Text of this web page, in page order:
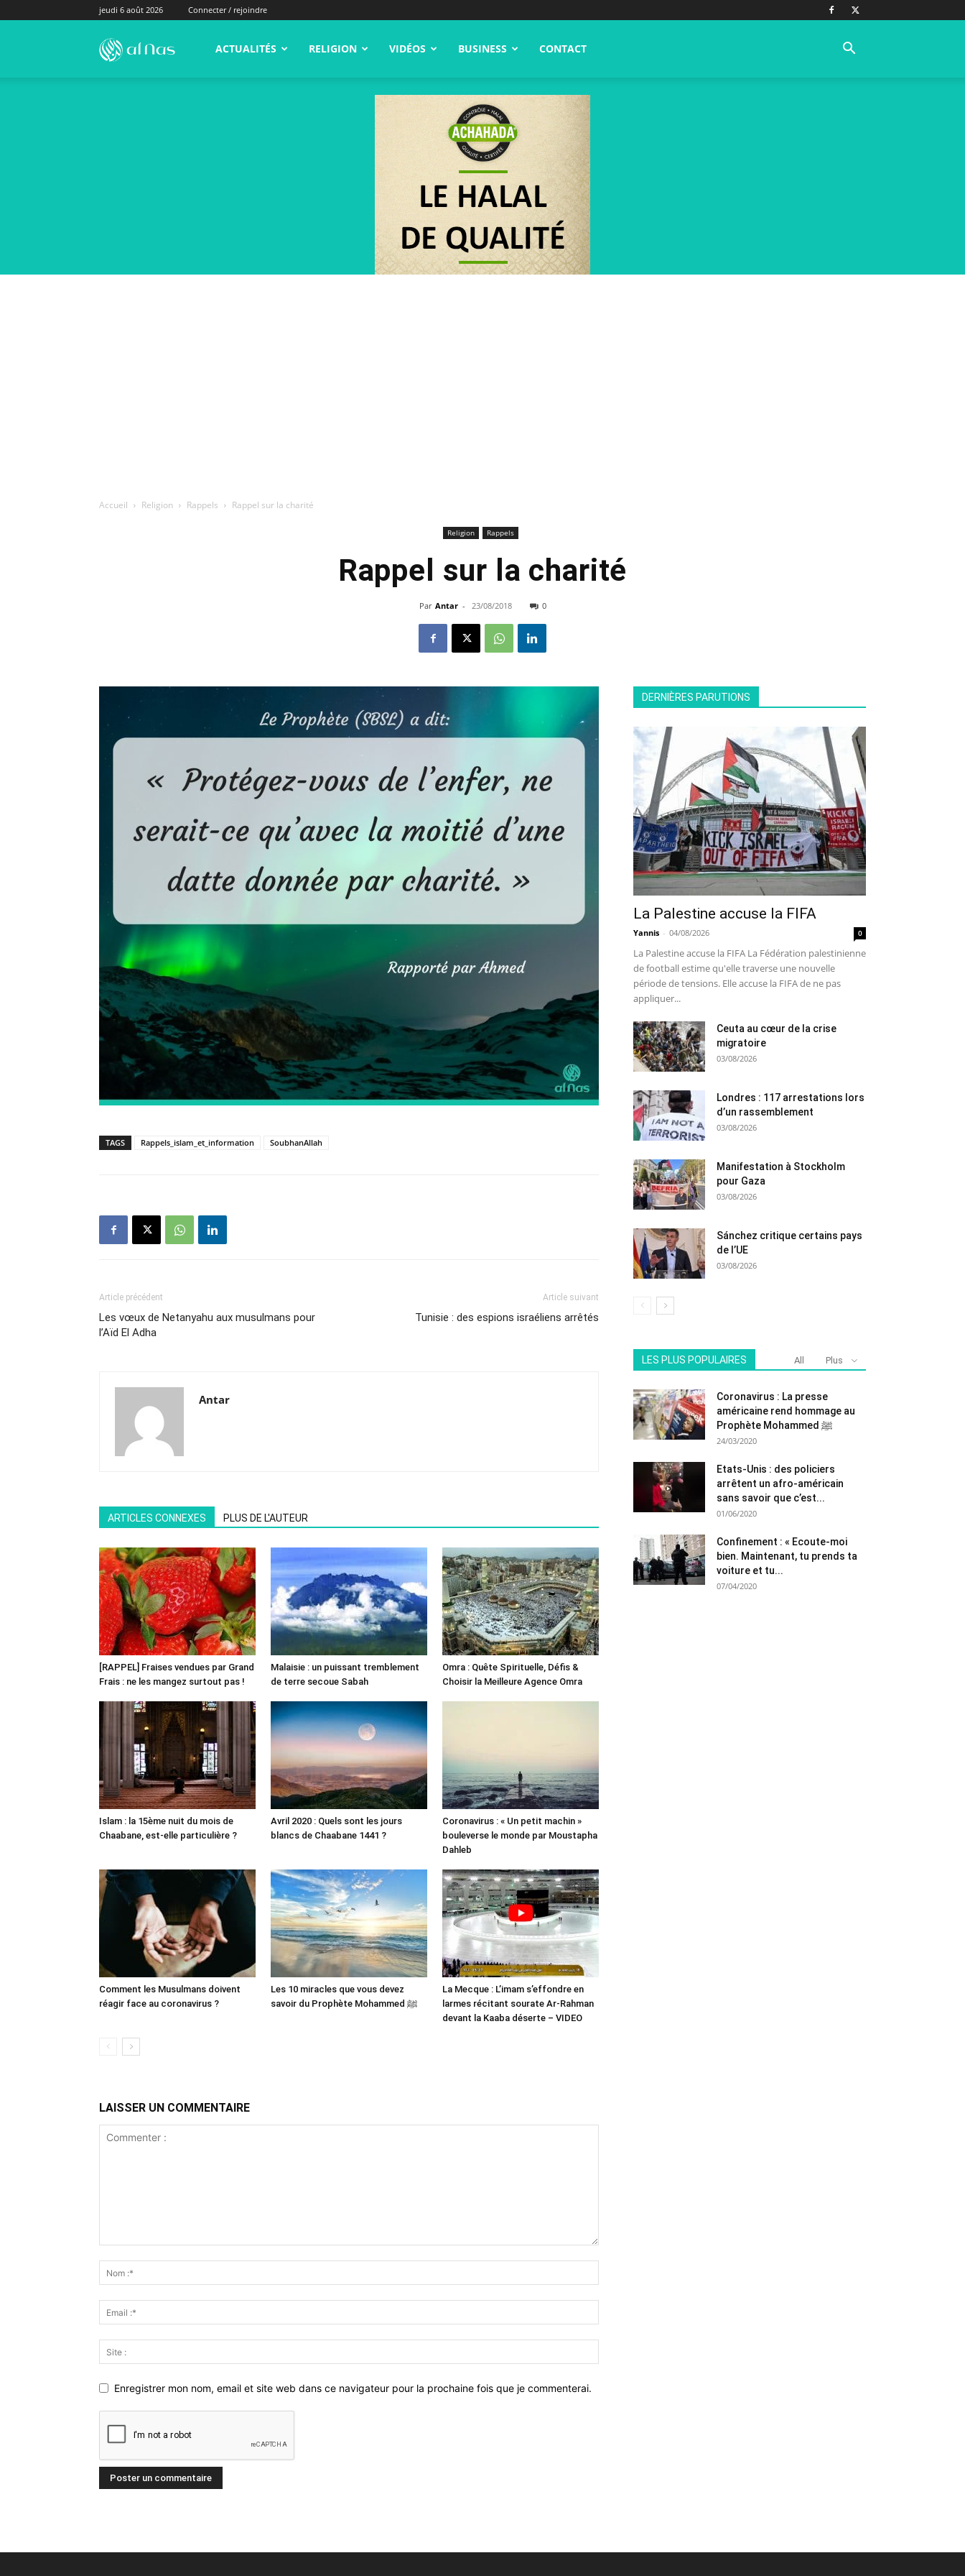
jeudi 6 août 2026 Connecter / rejoindre
alNas.fr ACTUALITÉS RELIGION VIDÉOS BUSINESS CONTACT
Accueil Religion Rappels Rappel sur la charité
Religion Rappels
Rappel sur la charité
Par Antar - 23/08/2018 0
TAGS Rappels_islam_et_information SoubhanAllah
Article précédent
Les vœux de Netanyahu aux musulmans pour
l’Aïd El Adha
Article suivant
Tunisie : des espions israéliens arrêtés
Antar
ARTICLES CONNEXES PLUS DE L'AUTEUR
[RAPPEL] Fraises vendues par Grand
Frais : ne les mangez surtout pas !
Malaisie : un puissant tremblement
de terre secoue Sabah
Omra : Quête Spirituelle, Défis &
Choisir la Meilleure Agence Omra
Islam : la 15ème nuit du mois de
Chaabane, est-elle particulière ?
Avril 2020 : Quels sont les jours
blancs de Chaabane 1441 ?
Coronavirus : « Un petit machin »
bouleverse le monde par Moustapha
Dahleb
Comment les Musulmans doivent
réagir face au coronavirus ?
Les 10 miracles que vous devez
savoir du Prophète Mohammed ﷺ
La Mecque : L’imam s’effondre en
larmes récitant sourate Ar-Rahman
devant la Kaaba déserte – VIDEO
LAISSER UN COMMENTAIRE
Enregistrer mon nom, email et site web dans ce navigateur pour la prochaine fois que je commenterai.
DERNIÈRES PARUTIONS
La Palestine accuse la FIFA
Yannis - 04/08/2026 0
La Palestine accuse la FIFA La Fédération palestinienne
de football estime qu'elle traverse une nouvelle
période de tensions. Elle accuse la FIFA de ne pas
appliquer...
Ceuta au cœur de la crise
migratoire
03/08/2026
Londres : 117 arrestations lors
d’un rassemblement
03/08/2026
Manifestation à Stockholm
pour Gaza
03/08/2026
Sánchez critique certains pays
de l’UE
03/08/2026
LES PLUS POPULAIRES All Plus
Coronavirus : La presse
américaine rend hommage au
Prophète Mohammed ﷺ
24/03/2020
Etats-Unis : des policiers
arrêtent un afro-américain
sans savoir que c’est...
01/06/2020
Confinement : « Ecoute-moi
bien. Maintenant, tu prends ta
voiture et tu...
07/04/2020